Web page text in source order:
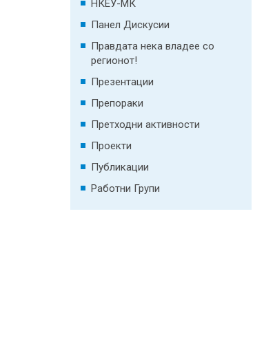
НКЕУ-МК
Панел Дискусии
Правдата нека владее со
регионот!
Презентации
Препораки
Претходни активности
Проекти
Публикации
Работни Групи